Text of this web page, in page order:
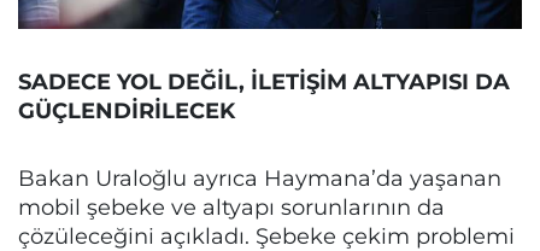
SADECE YOL DEĞİL, İLETİŞİM ALTYAPISI DA
GÜÇLENDİRİLECEK
Bakan Uraloğlu ayrıca Haymana’da yaşanan
mobil şebeke ve altyapı sorunlarının da
çözüleceğini açıkladı. Şebeke çekim problemi